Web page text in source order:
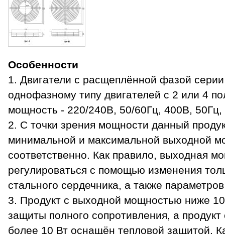
Особенности
1. Двигатели с расщеплённой фазой серии
однофазному типу двигателей с 2 или 4
мощность - 220/240В, 50/60Гц, 400В,
2. С точки зрения мощности данный
минимальной и максимальной выходной
соответственно. Как правило, выходная
регулироваться с помощью изменения
стального сердечника, а также
3. Продукт с выходной мощностью ниже
защиты полного сопротивления, а
более 10 Вт оснащён тепловой защитой.